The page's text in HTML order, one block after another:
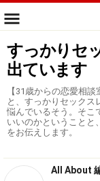
すっかりセ
出ています
【31歳からの恋愛相
と、すっかりセックス
悩んでいるそう。そこ
いいのかということと
をお伝えします。
All About